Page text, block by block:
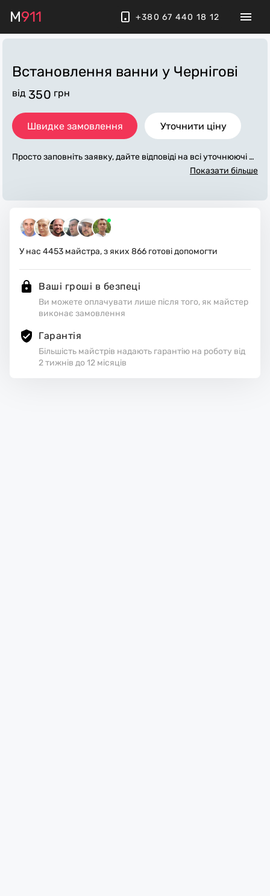
M911 +380 67 440 18 12
Встановлення ванни у Чернігові
від 350 грн
Швидке замовлення Уточнити ціну
Просто заповніть заявку, дайте відповіді на всі уточнюючі за
питання по «встановлення ванни». Ми зв'яжемося з вами
Виконавці стежать за чистотою та прибирають робоче місц
Показати більше
У нас 4453 майстра, з яких 866 готові допомогти
Ваші гроші в безпеці
Ви можете оплачувати лише після того, як майстер
виконає замовлення
Гарантія
Більшість майстрів надають гарантію на роботу від
2 тижнів до 12 місяців